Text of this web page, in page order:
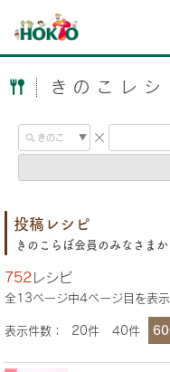
きのこレシ
投稿レシピ
きのこらぼ会員のみなさま
752 レシピ
全13ページ中4ページ目を表示
表示件数： 20件 40件 60